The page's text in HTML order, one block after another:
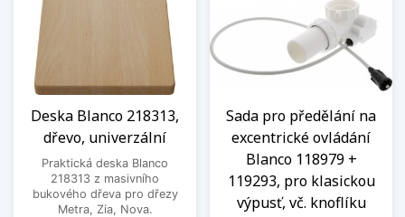
Deska Blanco 218313,
dřevo, univerzální
Praktická deska Blanco
218313 z masivního
bukového dřeva pro dřezy
Metra, Zia, Nova.
Sada pro předělání na
excentrické ovládání
Blanco 118979 +
119293, pro klasickou
výpusť, vč. knoflíku